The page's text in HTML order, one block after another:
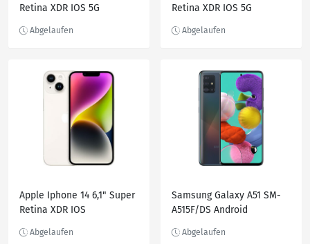
Retina XDR IOS 5G
alle Farben
Retina XDR IOS 5G
alle Farben
Apple Iphone 14 6,1" Super
Retina XDR IOS
256GB 512GB
Samsung Galaxy A51 SM-
A515F/DS Android
128GB 4GB DualSIM